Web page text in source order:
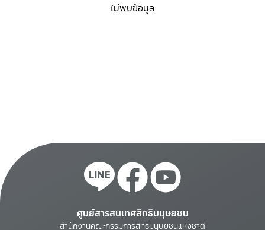
ไม่พบข้อมูล
ศูนย์สารสนเทศสิทธิมนุษยชน
สำนักงานคณะกรรมการสิทธิมนุษยชนแห่งชาติ